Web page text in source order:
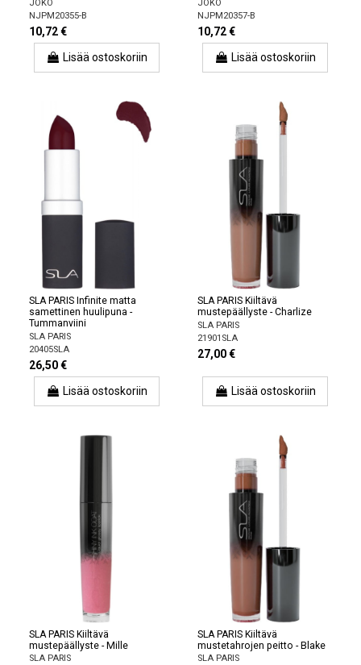
JOKO
NJPM20355-B
10,72 €
Lisää ostoskoriin
JOKO
NJPM20357-B
10,72 €
Lisää ostoskoriin
SLA PARIS Infinite matta
samettinen huulipuna -
Tummanviini
SLA PARIS
20405SLA
26,50 €
Lisää ostoskoriin
SLA PARIS Kiiltävä
mustepäällyste - Charlize
SLA PARIS
21901SLA
27,00 €
Lisää ostoskoriin
SLA PARIS Kiiltävä
mustepäällyste - Mille
SLA PARIS
SLA PARIS Kiiltävä
mustetahrojen peitto - Blake
SLA PARIS